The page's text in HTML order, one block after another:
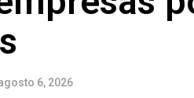
6, 2026